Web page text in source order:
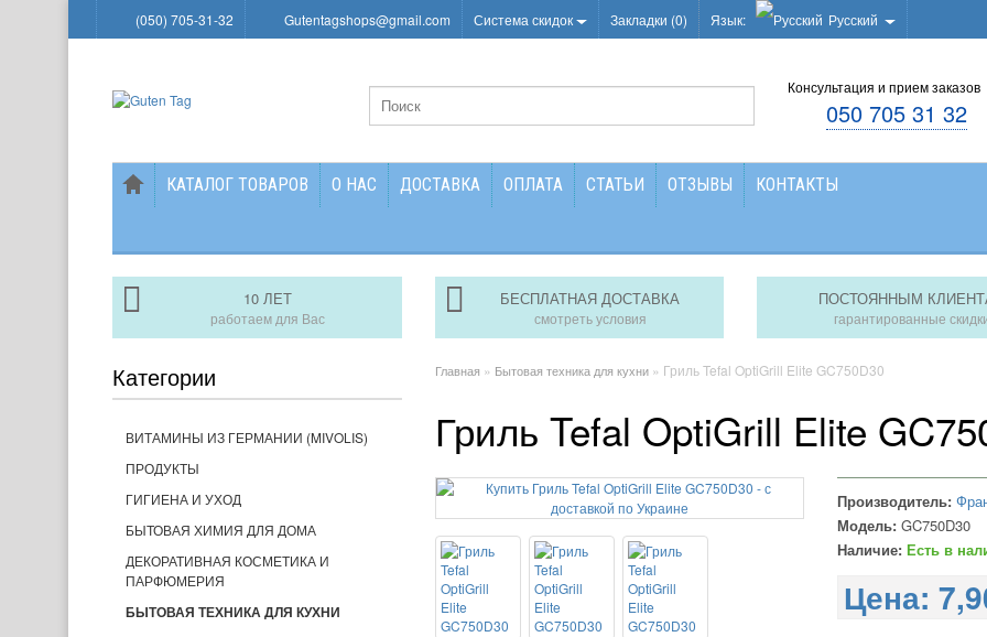
(050) 705-31-32 Gutentagshops@gmail.com Система скидок Закладки (0) Язык: Русский
Консультация и прием заказов
050 705 31 32
КАТАЛОГ ТОВАРОВ О НАС ДОСТАВКА ОПЛАТА СТАТЬИ ОТЗЫВЫ КОНТАКТЫ
10 ЛЕТ
работаем для Вас
БЕСПЛАТНАЯ ДОСТАВКА
смотреть условия
ПОСТОЯННЫМ
гарантированные
Категории
ВИТАМИНЫ ИЗ ГЕРМАНИИ (MIVOLIS)
ПРОДУКТЫ
ГИГИЕНА И УХОД
БЫТОВАЯ ХИМИЯ ДЛЯ ДОМА
ДЕКОРАТИВНАЯ КОСМЕТИКА И
ПАРФЮМЕРИЯ
БЫТОВАЯ ТЕХНИКА ДЛЯ КУХНИ
Главная » Бытовая техника для кухни » Гриль Tefal OptiGrill Elite GC750D30
Гриль Tefal OptiGrill Elite
Производитель:
Модель: GC750D30
Наличие: Есть в
Цена: